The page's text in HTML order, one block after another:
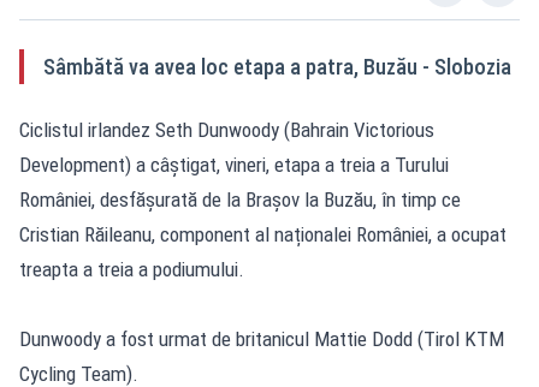
Sâmbătă va avea loc etapa a patra, Buzău - Slobozia
Ciclistul irlandez Seth Dunwoody (Bahrain Victorious
Development) a câștigat, vineri, etapa a treia a Turului
României, desfășurată de la Brașov la Buzău, în timp ce
Cristian Răileanu, component al naționalei României, a ocupat
treapta a treia a podiumului.
Dunwoody a fost urmat de britanicul Mattie Dodd (Tirol KTM
Cycling Team).